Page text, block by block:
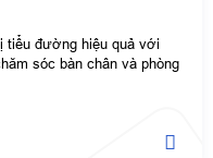
tiểu đường hiệu quả với
sóc bàn chân và phòng